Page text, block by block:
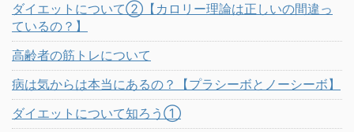
ダイエットについて②【カロリー理論は正しいの間違っ
ているの？】
高齢者の筋トレについて
病は気からは本当にあるの？【プラシーボとノーシーボ】
ダイエットについて知ろう①